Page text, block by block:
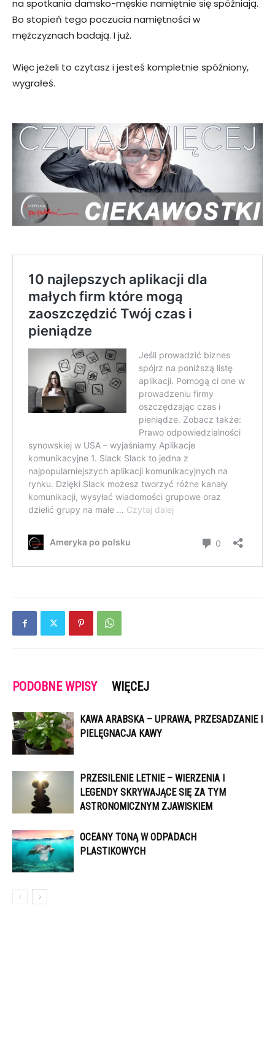
na spotkania damsko-męskie namiętnie się spóźniają.
Bo stopień tego poczucia namiętności w
mężczyznach badają. I już.
Więc jeżeli to czytasz i jesteś kompletnie spóźniony,
wygrałeś.
PODOBNE WPISY WIĘCEJ
KAWA ARABSKA – UPRAWA, PRZESADZANIE I
PIELĘGNACJA KAWY
PRZESILENIE LETNIE – WIERZENIA I
LEGENDY SKRYWAJĄCE SIĘ ZA TYM
ASTRONOMICZNYM ZJAWISKIEM
OCEANY TONĄ W ODPADACH
PLASTIKOWYCH